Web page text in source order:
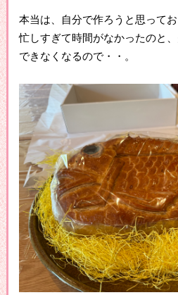
本当は、自分で作ろうと思って
忙しすぎて時間がなかったのと
できなくなるので・・。